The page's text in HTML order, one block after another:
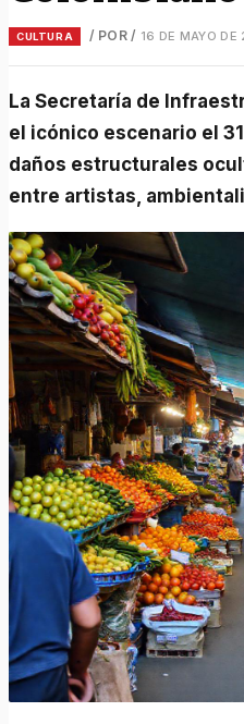
CULTURA / POR / 16 DE MAYO DE
La Secretaría de Infraestructura promete entregar
el icónico escenario el
daños estructurales
entre artistas,